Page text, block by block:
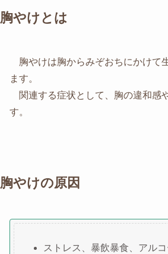
胸やけとは
胸やけは胸からみぞおちにかけて
ます。
関連する症状として、胸の違和感
す。
胸やけの原因
ストレス、暴飲暴食、アル